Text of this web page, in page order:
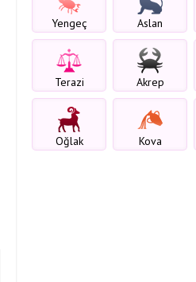
Yengeç Aslan
Terazi Akrep
Oğlak Kova